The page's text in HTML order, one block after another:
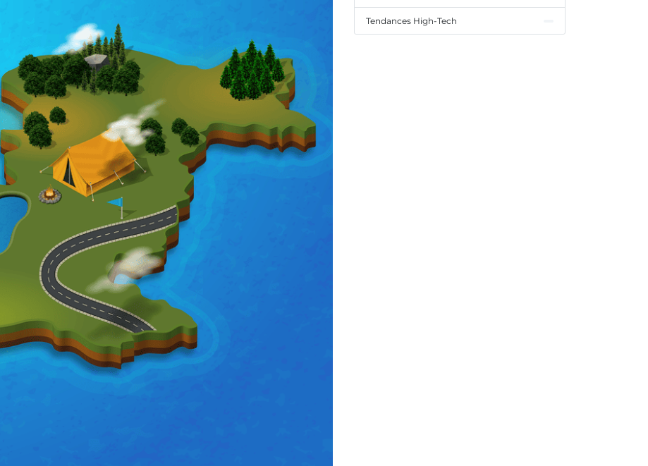
Tendances High-Tech